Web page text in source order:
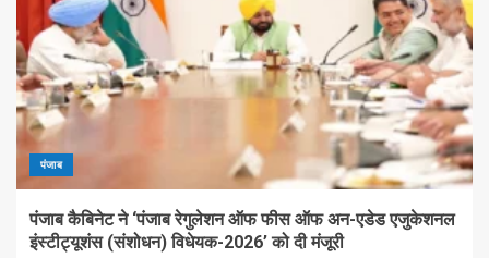
पंजाब
पंजाब कैबिनेट ने ‘पंजाब रेगुलेशन ऑफ फीस ऑफ अन-एडेड एजुकेशनल
इंस्टीट्यूशंस (संशोधन) विधेयक-2026’ को दी मंजूरी